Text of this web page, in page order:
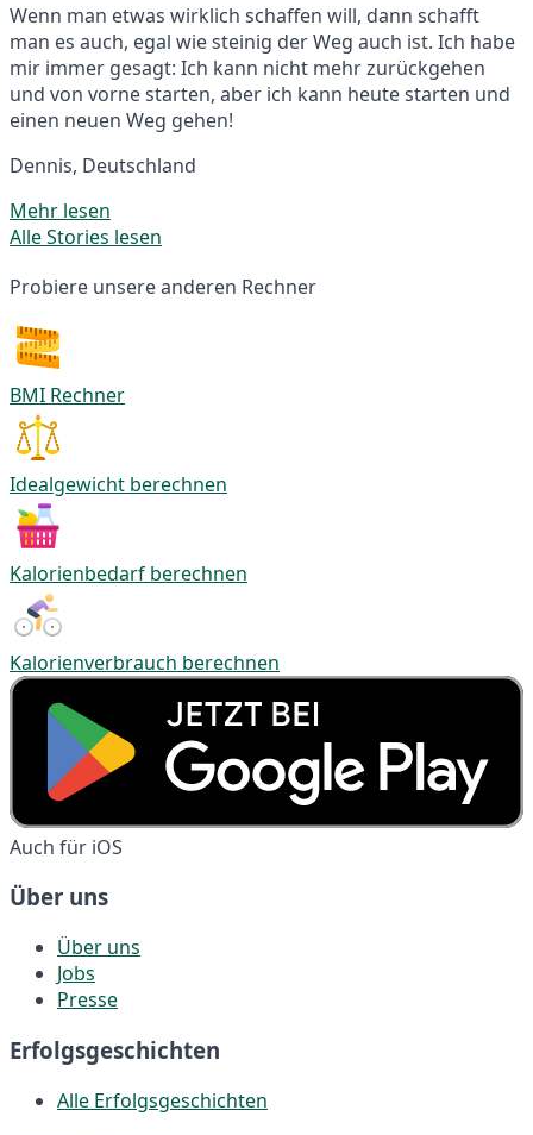
Wenn man etwas wirklich schaffen will, dann schafft
man es auch, egal wie steinig der Weg auch ist. Ich habe
mir immer gesagt: Ich kann nicht mehr zurückgehen
und von vorne starten, aber ich kann heute starten und
einen neuen Weg gehen!
Dennis, Deutschland
Mehr lesen
Alle Stories lesen
Probiere unsere anderen Rechner
BMI Rechner
Idealgewicht berechnen
Kalorienbedarf berechnen
Kalorienverbrauch berechnen
Auch für iOS
Über uns
Über uns
Jobs
Presse
Erfolgsgeschichten
Alle Erfolgsgeschichten